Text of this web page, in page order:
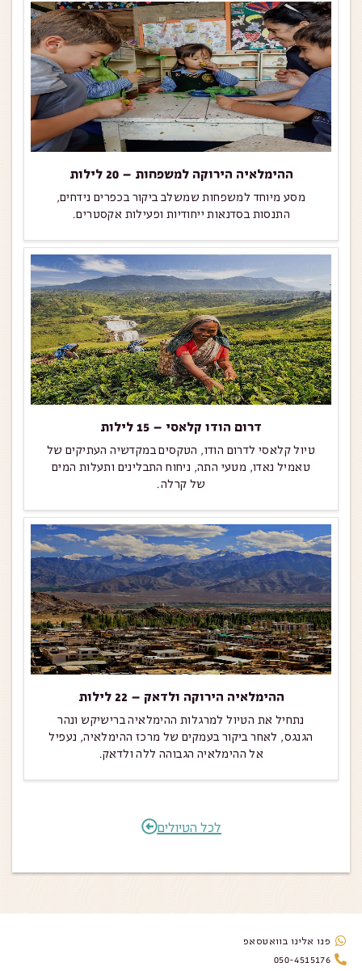
ההימלאיה הירוקה למשפחות – 20 לילות
מסע מיוחד למשפחות שמשלב ביקור בכפרים נידחים,
התנסות בסדנאות ייחודיות ופעילות אקסטרים.
דרום הודו קלאסי – 15 לילות
טיול קלאסי לדרום הודו, הטקסים במקדשיה העתיקים של
טאמיל נאדו, מטעי התה, ניחוח התבלינים ותעלות המים
של קרלה.
ההימלאיה הירוקה ולדאק – 22 לילות
נתחיל את הטיול למרגלות ההימלאיה ברישיקש ונהר
הגנגס, לאחר ביקור בעמקים של מרכז ההימלאיה, נעפיל
אל ההימלאיה הגבוהה ללה ולדאק.
לכל הטיולים
פנו אלינו בוואטסאפ
050-4515176